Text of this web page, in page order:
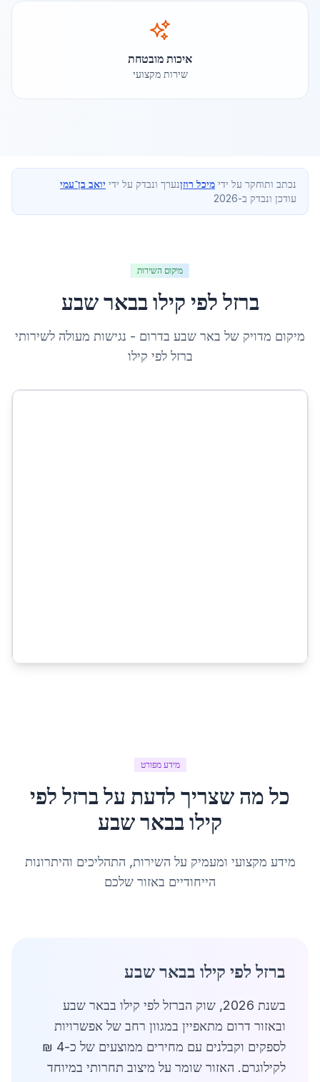
איכות מובטחת
שירות מקצועי
נכתב ותוחקר על ידי מיכל רוזןנערך ונבדק על ידי יואב בן־עמי
עודכן ונבדק ב-2026
מיקום השירות
ברזל לפי קילובבאר שבע
מיקום מדויק של באר שבע בדרום - נגישות מעולה לשירותי
ברזל לפי קילו
מידע מפורט
כל מה שצריך לדעת עלברזל לפי
קילובבאר שבע
מידע מקצועי ומעמיק על השירות, התהליכים והיתרונות
הייחודיים באזור שלכם
ברזל לפי קילו בבאר שבע
בשנת 2026, שוק הברזל לפי קילו בבאר שבע
ובאזור דרום מתאפיין במגוון רחב של אפשרויות
לספקים וקבלנים עם מחירים ממוצעים של כ-4 ₪
לקילוגרם. האזור שומר על מיצוב תחרותי במיוחד